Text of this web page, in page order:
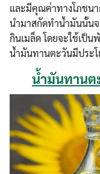
และมีคุณค่าทางโภชน
นำมาสกัดทำน้ำมันนั้น
กินเมล็ด โดยจะใช้เป็น
น้ำมันทานตะวันมีประโ
น้ำมันทานต